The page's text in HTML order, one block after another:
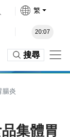
繁
20:07
搜尋
腸炎
集體胃